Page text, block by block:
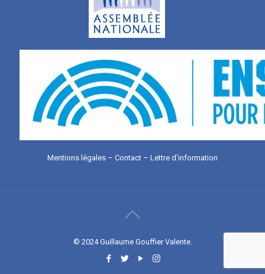
Mentions légales – Contact – Lettre d’information
© 2024 Guillaume Gouffier Valente.